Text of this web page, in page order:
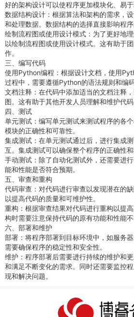
好的架构设计可以使程序更加模块化、易于
数据结构设计：根据算法和架构的需求，
和处理数据。数据结构的选择直接影响程序
绘制流程图或使用设计模式：为了更好地
以绘制流程图或使用设计模式。这有助于
作。
三、编写代码
使用Python编程：根据设计文档，使用
过程中，需要遵循Python的语法规则和编码
文档注释：在代码中添加适当的文档注释
图。这有助于其他开发人员理解和维护代码
四、测试
单元测试：编写单元测试来测试程序的各
模块的正确性和可靠性。
集成测试：在单元测试通过后，进行集成
互。集成测试可以确保整个程序的正确性和
手动测试：除了自动化测试外，还需要进
能和性能是否符合预期。
五、审查和重构
代码审查：对代码进行审查以发现潜在的
以提高代码的质量和可维护性。
重构：根据审查结果对代码进行重构以提
构时需要注意保持代码的原有功能和性能不
六、部署和维护
部署：将程序部署到目标环境中，如服务
需要确保程序的稳定性和安全性。
维护：程序部署后需要进行持续的维护和
和满足不断变化的需求。同时还需要监控
现和解决问题。